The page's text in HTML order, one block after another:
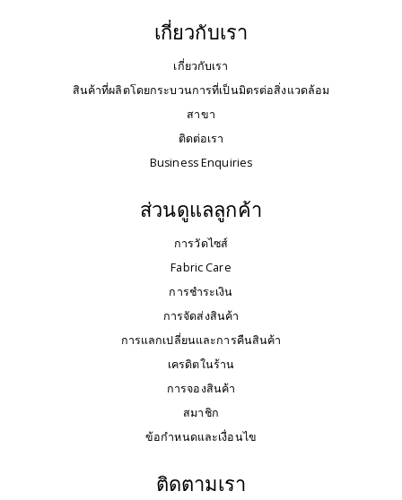
เกี่ยวกับเรา
เกี่ยวกับเรา
สินค้าที่ผลิตโดยกระบวนการที่เป็นมิตรต่อสิ่งแวดล้อม
สาขา
ติดต่อเรา
Business Enquiries
ส่วนดูแลลูกค้า
การวัดไซส์
Fabric Care
การชำระเงิน
การจัดส่งสินค้า
การแลกเปลี่ยนและการคืนสินค้า
เครดิตในร้าน
การจองสินค้า
สมาชิก
ข้อกำหนดและเงื่อนไข
ติดตามเรา